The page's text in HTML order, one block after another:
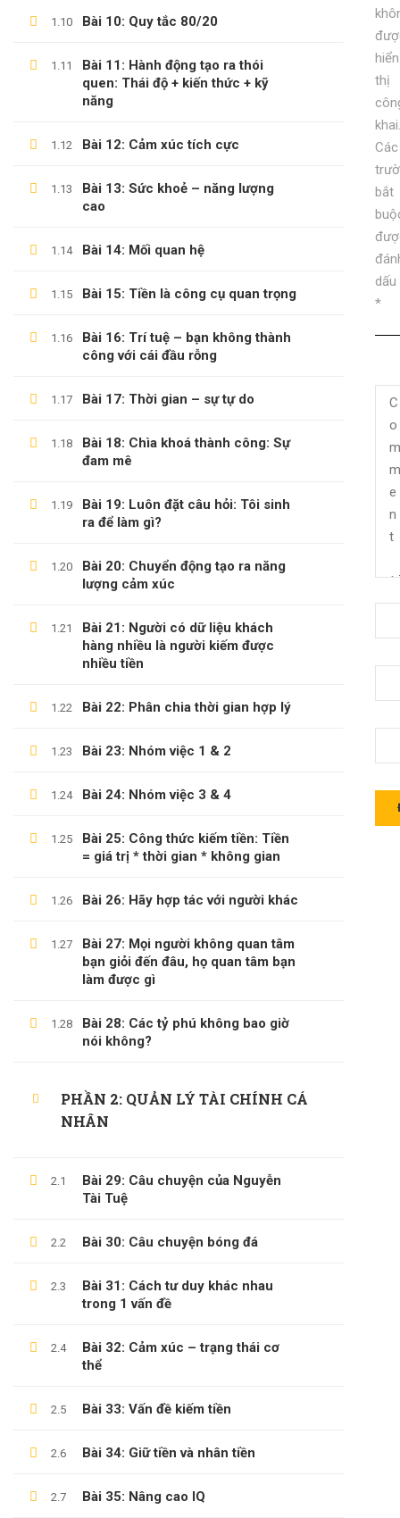
1.10 Bài 10: Quy tắc 80/20
1.11
Bài 11: Hành động tạo ra thói
quen: Thái độ + kiến thức + kỹ
năng
1.12 Bài 12: Cảm xúc tích cực
1.13
Bài 13: Sức khoẻ – năng lượng
cao
1.14 Bài 14: Mối quan hệ
1.15 Bài 15: Tiền là công cụ quan trọng
1.16
Bài 16: Trí tuệ – bạn không thành
công với cái đầu rỗng
1.17 Bài 17: Thời gian – sự tự do
1.18
Bài 18: Chìa khoá thành công: Sự
đam mê
1.19
Bài 19: Luôn đặt câu hỏi: Tôi sinh
ra để làm gì?
1.20
Bài 20: Chuyển động tạo ra năng
lượng cảm xúc
1.21
Bài 21: Người có dữ liệu khách
hàng nhiều là người kiếm được
nhiều tiền
1.22 Bài 22: Phân chia thời gian hợp lý
1.23 Bài 23: Nhóm việc 1 & 2
1.24 Bài 24: Nhóm việc 3 & 4
1.25
Bài 25: Công thức kiếm tiền: Tiền
= giá trị * thời gian * không gian
1.26 Bài 26: Hãy hợp tác với người khác
1.27
Bài 27: Mọi người không quan tâm
bạn giỏi đến đâu, họ quan tâm bạn
làm được gì
1.28
Bài 28: Các tỷ phú không bao giờ
nói không?
PHẦN 2: QUẢN LÝ TÀI CHÍNH CÁ
NHÂN
2.1
Bài 29: Câu chuyện của Nguyễn
Tài Tuệ
2.2 Bài 30: Câu chuyện bóng đá
2.3
Bài 31: Cách tư duy khác nhau
trong 1 vấn đề
2.4
Bài 32: Cảm xúc – trạng thái cơ
thể
2.5 Bài 33: Vấn đề kiếm tiền
2.6 Bài 34: Giữ tiền và nhân tiền
2.7 Bài 35: Nâng cao IQ
hiển
thị
khai.
Các
bắt
dấu
*
(0)347658345
LÊ TRỌNG DUY
Giới Thiệu Về Website Học Online
Hợp Tác Giảng Dạy
THÔNG TIN HỖ TRỢ
Câu Hỏi Thường Gặp
Đăng Ký Affiliate
CÁC CHỦ ĐỀ
Blog